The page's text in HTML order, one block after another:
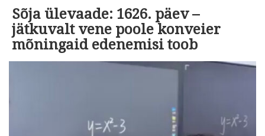
Sõja ülevaade: 1626. päev –
jätkuvalt vene poole konveier
mõningaid edenemisi toob